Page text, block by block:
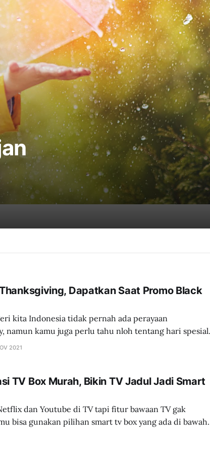
Dapatkan Saat Promo Black
kita Indonesia tidak pernah ada perayaan
namun kamu juga perlu tahu nloh tentang hari spesial
yang cocok dibawa ke keluarga saat pulang
2021
TV Box Murah, Bikin TV Jadul Jadi Smart
dan Youtube di TV tapi fitur bawaan TV gak
bisa gunakan pilihan smart tv box yang ada di bawah
dan keluarga akan merasakan pengalaman menonton